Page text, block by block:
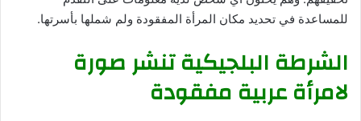
للمساعدة في تحديد مكان المرأة المفقودة ولم شملها بأسرتها.
الشرطة البلجيكية تنشر صورة
لامرأة عربية مفقودة